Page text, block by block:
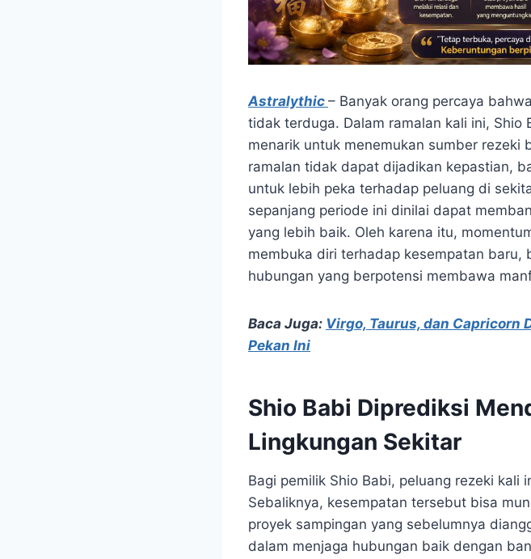
Astralythic – Banyak orang percaya
tidak terduga. Dalam ramalan kali ini, Shio
menarik untuk menemukan sumber rezeki
ramalan tidak dapat dijadikan kepastian,
untuk lebih peka terhadap peluang di
sepanjang periode ini dinilai dapat
yang lebih baik. Oleh karena itu,
membuka diri terhadap kesempatan baru,
hubungan yang berpotensi membawa
Baca Juga: Virgo, Taurus, dan Capricorn
Pekan Ini
Shio Babi Diprediksi
Lingkungan Sekitar
Bagi pemilik Shio Babi, peluang rezeki
Sebaliknya, kesempatan tersebut bisa
proyek sampingan yang sebelumnya
dalam menjaga hubungan baik dengan